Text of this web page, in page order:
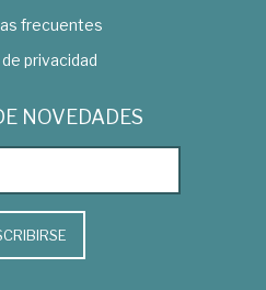
frecuentes
privacidad
NOVEDADES